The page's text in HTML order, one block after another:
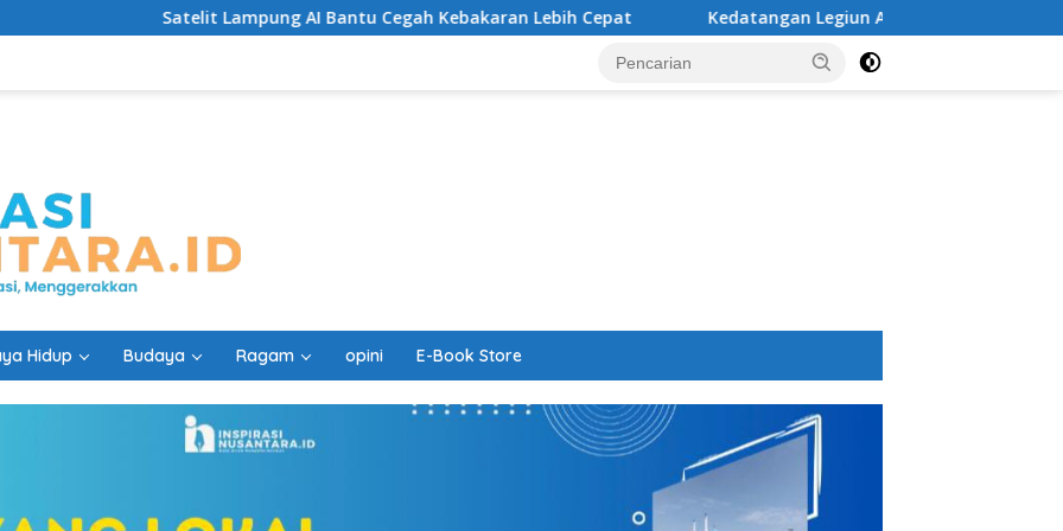
Satelit Lampung AI Bantu Cegah Kebakaran Lebih Cepat Kedatangan Legiun Asing Baru PSM Makassar Kian Nyata
Hidup Budaya Ragam opini E-Book Store